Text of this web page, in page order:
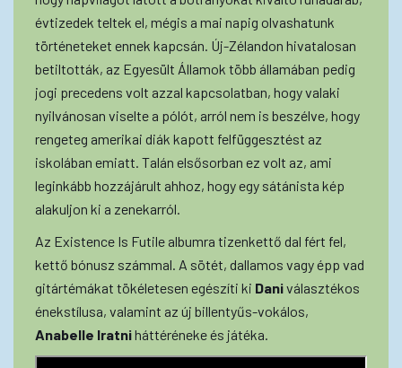
évtizedek teltek el, mégis a mai napig olvashatunk
történeteket ennek kapcsán. Új-Zélandon hivatalosan
betiltották, az Egyesült Államok több államában pedig
jogi precedens volt azzal kapcsolatban, hogy valaki
nyilvánosan viselte a pólót, arról nem is beszélve, hogy
rengeteg amerikai diák kapott felfüggesztést az
iskolában emiatt. Talán elsősorban ez volt az, ami
leginkább hozzájárult ahhoz, hogy egy sátánista kép
alakuljon ki a zenekarról.
Az Existence Is Futile albumra tizenkettő dal fért fel,
kettő bónusz számmal. A sötét, dallamos vagy épp vad
gitártémákat tökéletesen egészíti ki Daniválasztékos
énekstílusa, valamint az új billentyűs-vokálos,
Anabelle Iratniháttéréneke és játéka.